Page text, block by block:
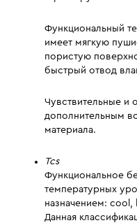
Функциональный
имеет мягкую
пористую
быстрый отвод
Чувствительные и
дополнительным
материала.
Tcs
Функциональное
температурных
назначением:
Данная